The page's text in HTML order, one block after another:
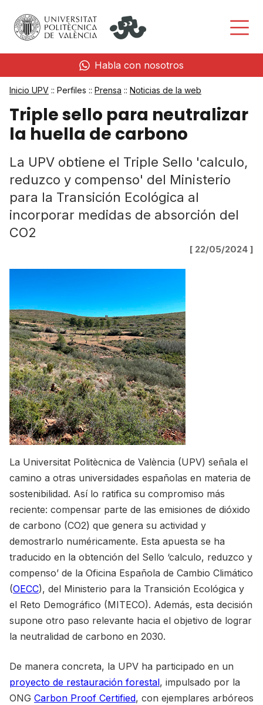
Habla con nosotros
Inicio UPV :: Perfiles :: Prensa :: Noticias de la web
Triple sello para neutralizar
la huella de carbono
La UPV obtiene el Triple Sello 'calculo,
reduzco y compenso' del Ministerio
para la Transición Ecológica al
incorporar medidas de absorción del
CO2
[ 22/05/2024 ]
La Universitat Politècnica de València (UPV) señala el
camino a otras universidades españolas en materia de
sostenibilidad. Así lo ratifica su compromiso más
reciente: compensar parte de las emisiones de dióxido
de carbono (CO2) que genera su actividad y
demostrarlo numéricamente. Esta apuesta se ha
traducido en la obtención del Sello ‘calculo, reduzco y
compenso’ de la Oficina Española de Cambio Climático
(OECC), del Ministerio para la Transición Ecológica y
el Reto Demográfico (MITECO). Además, esta decisión
supone otro paso relevante hacia el objetivo de lograr
la neutralidad de carbono en 2030.
De manera concreta, la UPV ha participado en un
proyecto de restauración forestal, impulsado por la
ONG Carbon Proof Certified, con ejemplares arbóreos